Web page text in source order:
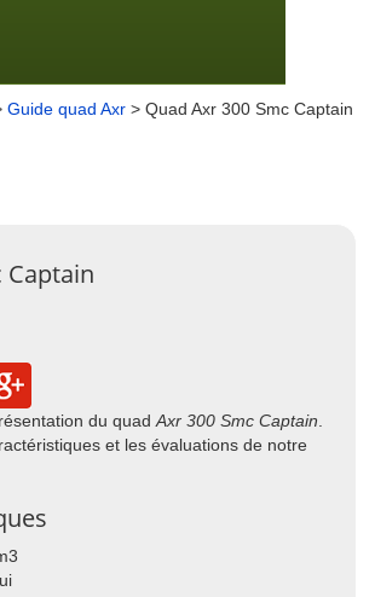
Guide quad Axr > Quad Axr 300 Smc Captain
Captain
du quad Axr 300 Smc Captain
et les évaluations de notre